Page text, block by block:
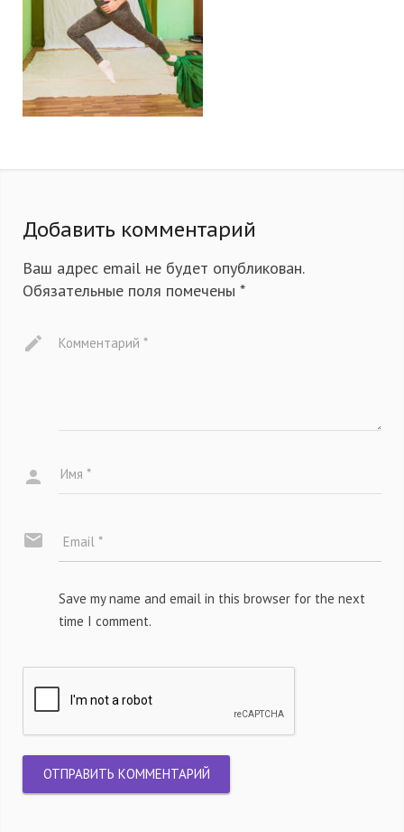
Добавить комментарий
Ваш адрес email не будет опубликован.
Обязательные поля помечены *
Save my name and email in this browser for the next
time I comment.
ОТПРАВИТЬ КОММЕНТАРИЙ